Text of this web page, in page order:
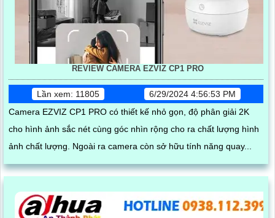
REVIEW CAMERA EZVIZ CP1 PRO
Lần xem: 11805
6/29/2024 4:56:53 PM
Camera EZVIZ CP1 PRO có thiết kế nhỏ gọn, độ phân giải 2K
cho hình ảnh sắc nét cùng góc nhìn rộng cho ra chất lượng hình
ảnh chất lượng. Ngoài ra camera còn sở hữu tính năng quay...